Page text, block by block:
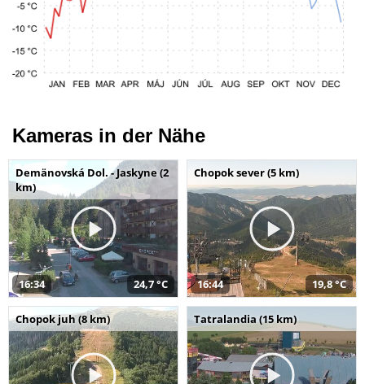
Kameras in der Nähe
Demänovská Dol. - Jaskyne (2
km)
16:34 24,7 °C
Chopok sever (5 km)
16:44 19,8 °C
Chopok juh (8 km) Tatralandia (15 km)